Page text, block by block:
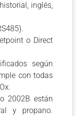
inglés,
o Direct
según
con todas
2002B están
y propano.